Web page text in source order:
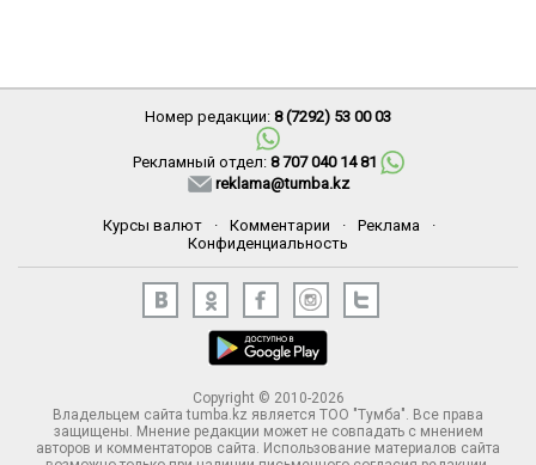
Номер редакции: 8 (7292) 53 00 03
Рекламный отдел: 8 707 040 14 81
reklama@tumba.kz
Курсы валют · Комментарии · Реклама
·
Конфиденциальность
Copyright © 2010-2026
Владельцем сайта tumba.kz является ТОО "Тумба". Все права
защищены. Мнение редакции может не совпадать с мнением
авторов и комментаторов сайта. Использование материалов сайта